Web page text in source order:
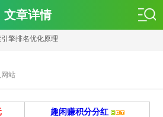
文章详情
擎排名优化原理
站
趣闲赚积分分红